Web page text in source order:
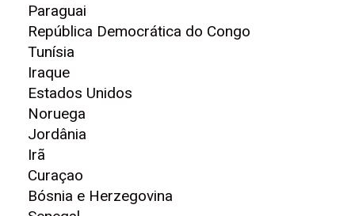
Paraguai
República Democrática do Congo
Tunísia
Iraque
Estados Unidos
Noruega
Jordânia
Irã
Curaçao
Bósnia e Herzegovina